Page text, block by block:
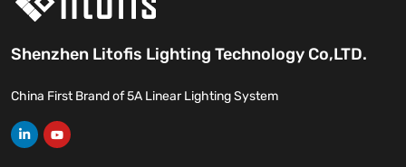
Shenzhen Litofis Lighting Technology Co,LTD.
China First Brand of 5A Linear Lighting System